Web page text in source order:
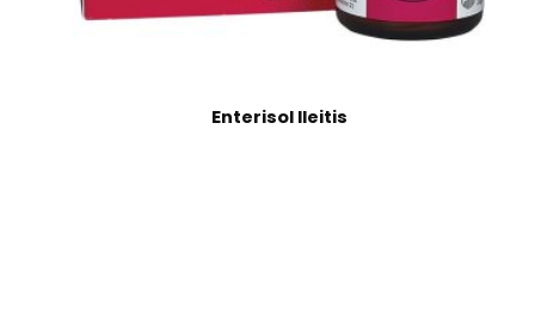
Enterisol Ileitis